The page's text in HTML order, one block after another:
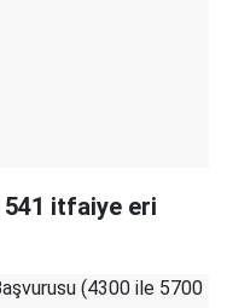
itfaiye eri